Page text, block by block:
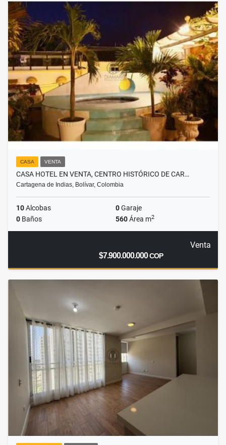
CASA VENTA
CASA HOTEL EN VENTA, CENTRO HISTÓRICO DE CAR…
Cartagena de Indias, Bolívar, Colombia
10Alcobas 0Garaje
0 Baños 560Área m2
Venta
$7.900.000.000COP